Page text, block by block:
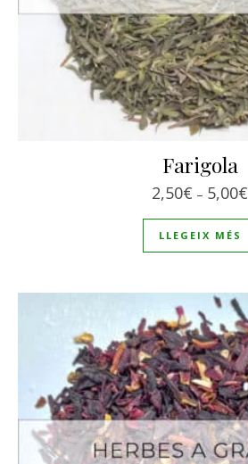
Farigola
2,50€ – 5,00€
LLEGEIX MÉS